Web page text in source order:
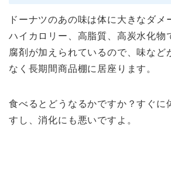
ドーナツのあの味は体に大きなダメ
ハイカロリー、高脂質、高炭水化物
腐剤が加えられているので、味など
なく長期間商品棚に居座ります。
食べるとどうなるかですか？すぐに
すし、消化にも悪いですよ。